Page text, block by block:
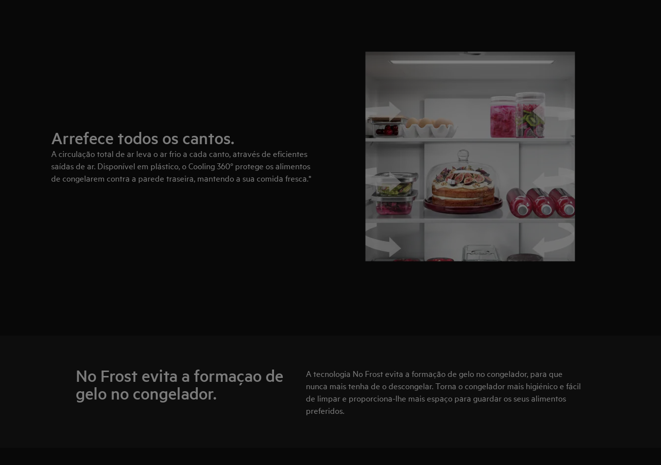
Arrefece todos os cantos.
A circulação total de ar leva o ar frio a cada canto, através de eficientes
saídas de ar. Disponível em plástico, o Cooling 360° protege os alimentos
de congelarem contra a parede traseira, mantendo a sua comida fresca.*
No Frost evita a formaçao de
gelo no congelador.
A tecnologia No Frost evita a formação de gelo no congelador, para que
nunca mais tenha de o descongelar. Torna o congelador mais higiénico e fácil
de limpar e proporciona-lhe mais espaço para guardar os seus alimentos
preferidos.